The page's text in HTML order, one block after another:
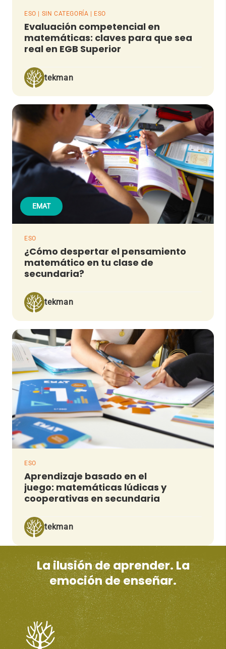
ESO | SIN CATEGORÍA | ESO
Evaluación competencial en
matemáticas: claves para que sea
real en EGB Superior
tekman
EMAT
ESO
¿Cómo despertar el pensamiento
matemático en tu clase de
secundaria?
tekman
ESO
Aprendizaje basado en el
juego: matemáticas lúdicas y
cooperativas en secundaria
tekman
La ilusión de aprender. La
emoción de enseñar.